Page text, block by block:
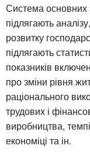
Система основних
підлягають
розвитку
підлягають
показників
про зміни рівня
раціонального
трудових і
виробництва,
економіці та ін.